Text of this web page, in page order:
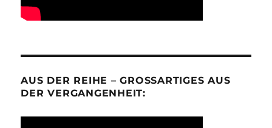
AUS DER REIHE – GROSSARTIGES AUS D
ER VERGANGENHEIT: